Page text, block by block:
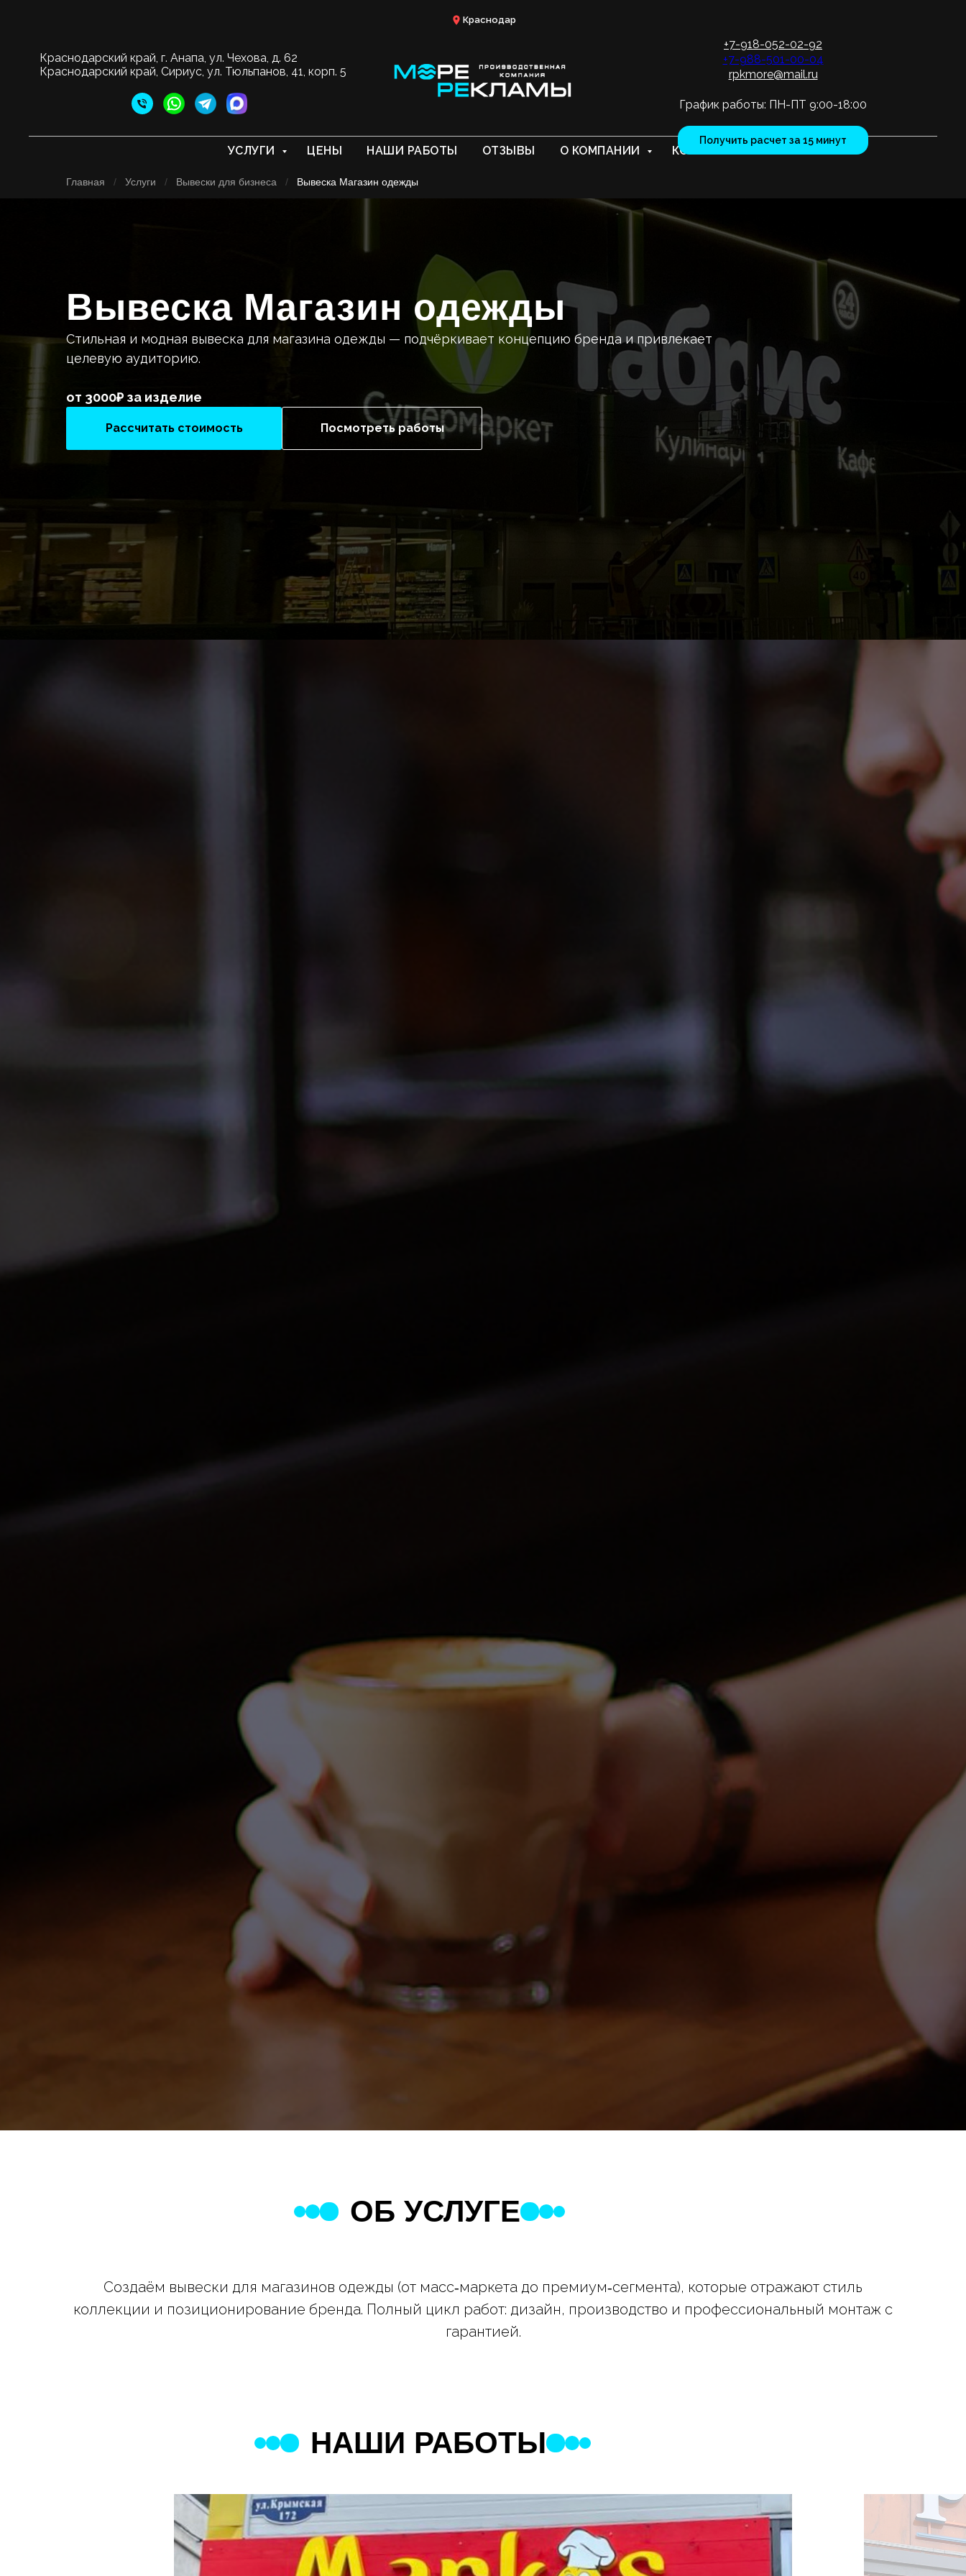
Краснодар
Краснодарский край, г. Анапа, ул. Чехова, д. 62
Краснодарский край, Сириус, ул. Тюльпанов, 41, корп. 5
+7-918-052-02-92
+7-988-501-00-04
rpkmore@mail.ru
График работы: ПН-ПТ 9:00-18:00
Получить расчет за 15 минут
УСЛУГИ ЦЕНЫ НАШИ РАБОТЫ ОТЗЫВЫ О КОМПАНИИ КОНТАКТЫ
Главная / Услуги / Вывески для бизнеса / Вывеска Магазин одежды
Вывеска Магазин одежды
Стильная и модная вывеска для магазина одежды — подчёркивает концепцию бренда и привлекает
целевую аудиторию.
от 3000₽ за изделие
Рассчитать стоимость Посмотреть работы
ОБ УСЛУГЕ
Создаём вывески для магазинов одежды (от масс‑маркета до премиум‑сегмента), которые отражают стиль
коллекции и позиционирование бренда. Полный цикл работ: дизайн, производство и профессиональный монтаж с
гарантией.
НАШИ РАБОТЫ